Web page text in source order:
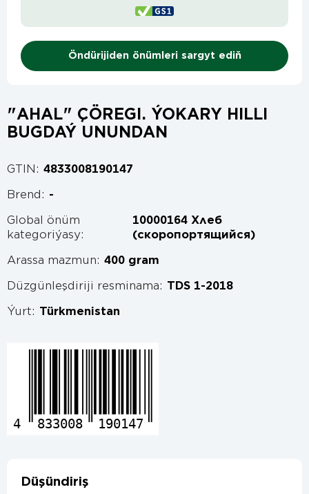
Öndürijiden önümleri sargyt ediň
"AHAL" ÇÖREGI. ÝOKARY HILLI
BUGDAÝ UNUNDAN
GTIN: 4833008190147
Brend: -
Global önüm
kategoriýasy:
10000164 Хлеб
(скоропортящийся)
Arassa mazmun: 400 gram
Düzgünleşdiriji resminama: TDS 1-2018
Ýurt: Türkmenistan
4 833008 190147
Düşündiriş